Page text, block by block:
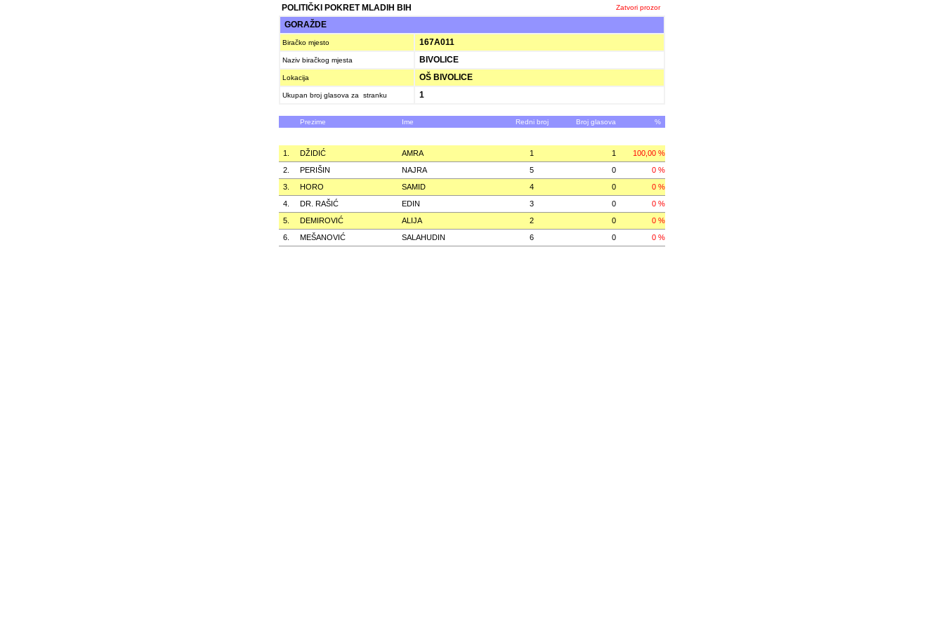
POLITIČKI POKRET MLADIH BIH Zatvori prozor
GORAŽDE
Biračko mjesto 167A011
Naziv biračkog mjesta BIVOLICE
Lokacija OŠ BIVOLICE
Ukupan broj glasova za stranku 1
Prezime Ime Redni broj Broj glasova %
1. DŽIDIĆ AMRA 1 1
100,00 %
2.
PERIŠIN NAJRA 5 0
0 %
3.
HORO SAMID 4 0
0 %
4.
DR. RAŠIĆ EDIN 3 0
0 %
5.
DEMIROVIĆ ALIJA 2 0
0 %
6.
MEŠANOVIĆ SALAHUDIN 6 0 0 %